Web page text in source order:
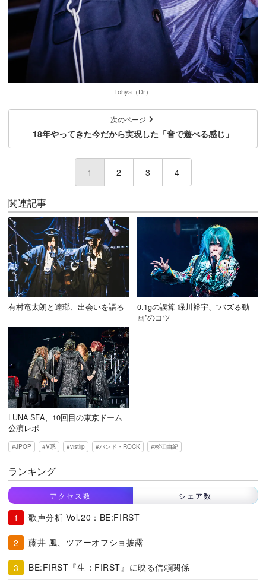
Tohya（Dr）
次のページ
18年やってきた今だから実現した「音で遊べる感じ」
1 (current)
2 3 4
関連記事
有村竜太朗と逹瑯、出会いを語る
0.1gの誤算 緑川裕宇、“バズる動
画”のコツ
LUNA SEA、10回目の東京ドーム
公演レポ
JPOP V系 vistlip バンド・ROCK 杉江由紀
ランキング
アクセス数 シェア数
歌声分析 Vol.20：BE:FIRST
藤井 風、ツアーオフショ披露
BE:FIRST『生：FIRST』に映る信頼関係